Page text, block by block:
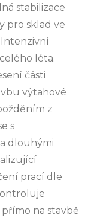
stabilizace
pro sklad ve
léta.
části
výtahové
z
s
dlouhými
prací dle
na stavbě